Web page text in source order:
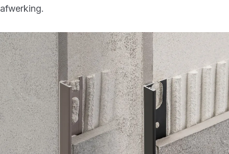
afwerking.